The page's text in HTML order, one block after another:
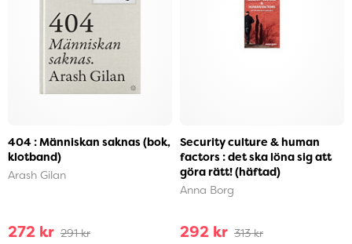
404 : Människan saknas (bok,
klotband)
Arash Gilan
272 kr 291 kr
Security culture & human
factors : det ska löna sig att
göra rätt! (häftad)
Anna Borg
292 kr 313 kr